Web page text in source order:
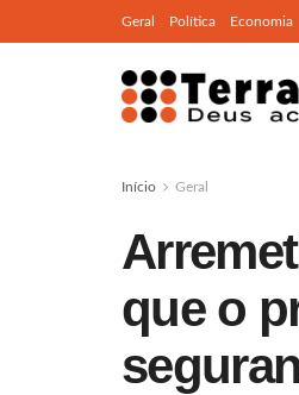
Geral Política Economia
Início Geral
que o